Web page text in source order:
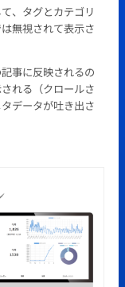
、タグとカテゴリ
無視されて表示さ
事に反映されるの
れる（クロールさ
データが吐き出さ